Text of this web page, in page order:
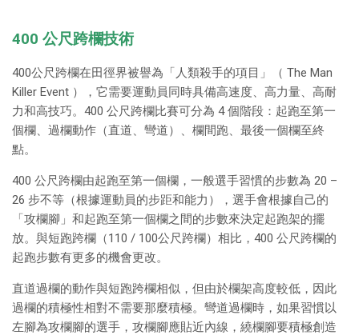
400 公尺跨欄技術
400公尺跨欄在田徑界被譽為「人類殺手的項目」（ The Man
Killer Event ），它需要運動員同時具備高速度、高力量、高耐
力和高技巧。400 公尺跨欄比賽可分為 4 個階段：起跑至第一
個欄、過欄動作（直道、彎道）、欄間跑、最後一個欄至終
點。
400 公尺跨欄由起跑至第一個欄，一般選手習慣的步數為 20 –
26 步不等（根據運動員的步距和能力），選手會根據自己的
「攻欄腳」和起跑至第一個欄之間的步數來決定起跑架的擺
放。與短跑跨欄（110 / 100公尺跨欄）相比，400 公尺跨欄的
起跑步數有更多的機會更改。
直道過欄的動作與短跑跨欄相似，但由於欄架高度較低，因此
過欄的積極性相對不需要那麼積極。彎道過欄時，如果習慣以
左腳為攻欄腳的選手，攻欄腳應貼近內線，繞欄腳要積極創造